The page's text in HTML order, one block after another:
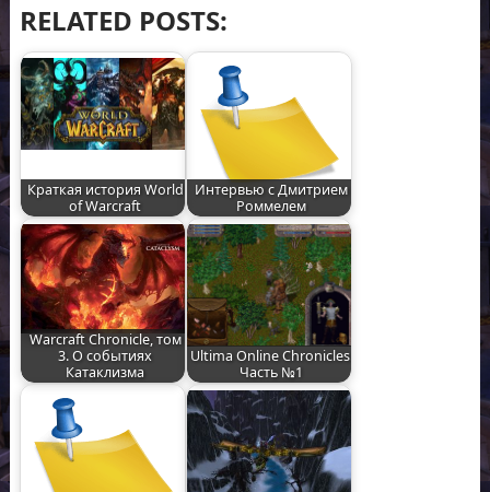
RELATED POSTS:
Краткая история World
of Warcraft
Интервью с Дмитрием
Роммелем
Warcraft Chronicle, том
3. О событиях
Катаклизма
Ultima Online Chronicles.
Часть №1